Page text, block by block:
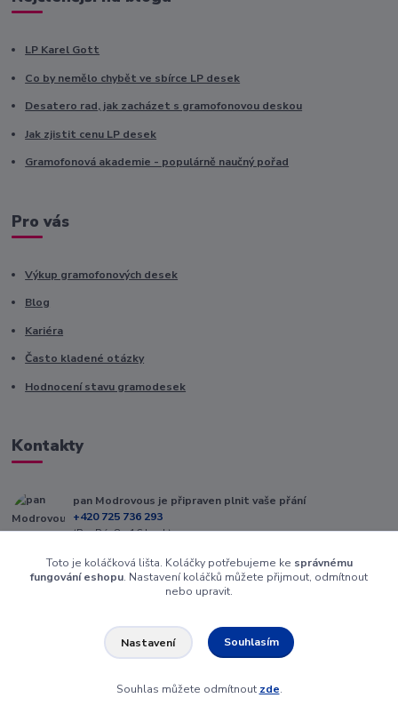
LP Karel Gott
Co by nemělo chybět ve sbírce LP desek
Desatero rad, jak zacházet s gramofonovou deskou
Jak zjistit cenu LP desek
Gramofonová akademie - populárně naučný pořad
Pro vás
Výkup gramofonových desek
Blog
Kariéra
Často kladené otázky
Hodnocení stavu gramodesek
Kontakty
pan Modrovous je připraven plnit vaše přání
+420 725 736 293
(Po-Pá, 8 - 16 hod.)
info@modrovous.cz
Vytvořeno na Eshop-rychle.cz
Toto je koláčková lišta. Koláčky potřebujeme ke správnému
fungování eshopu. Nastavení koláčků můžete přijmout, odmítnout
nebo upravit.
Nastavení Souhlasím
Souhlas můžete odmítnout zde.